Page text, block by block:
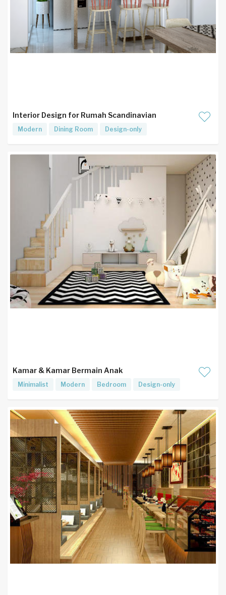
Interior Design for Rumah Scandinavian
Modern Dining Room Design-only
Kamar & Kamar Bermain Anak
Minimalist Modern Bedroom Design-only